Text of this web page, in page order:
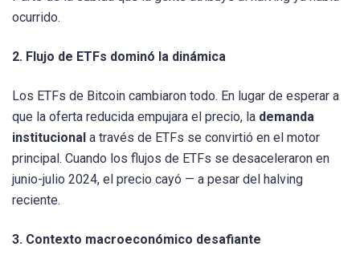
ocurrido.
2. Flujo de ETFs dominó la dinámica
Los ETFs de Bitcoin cambiaron todo. En lugar de esperar a
que la oferta reducida empujara el precio, la demanda
institucional a través de ETFs se convirtió en el motor
principal. Cuando los flujos de ETFs se desaceleraron en
junio-julio 2024, el precio cayó — a pesar del halving
reciente.
3. Contexto macroeconómico desafiante